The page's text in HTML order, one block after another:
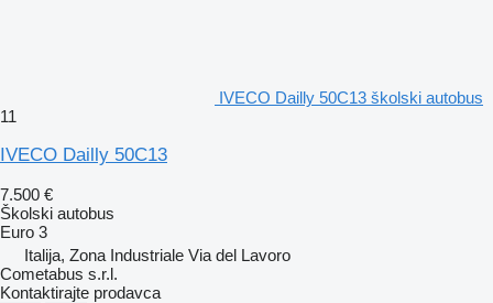
IVECO Dailly 50C13 školski autobus
11
IVECO Dailly 50C13
7.500 €
Školski autobus
Euro 3
Italija, Zona Industriale Via del Lavoro
Cometabus s.r.l.
Kontaktirajte prodavca